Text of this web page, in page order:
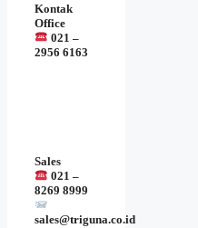
Kontak
Office
021 –
2956 6163
Sales
021 –
8269 8999
sales@triguna.co.id